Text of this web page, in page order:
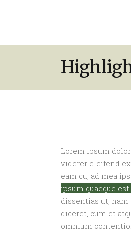
Lorem ipsum
viderer eleifend
eam cu, ad mea
ipsum quaeque est
dissentias ut, nam
diceret, cum et
omnium